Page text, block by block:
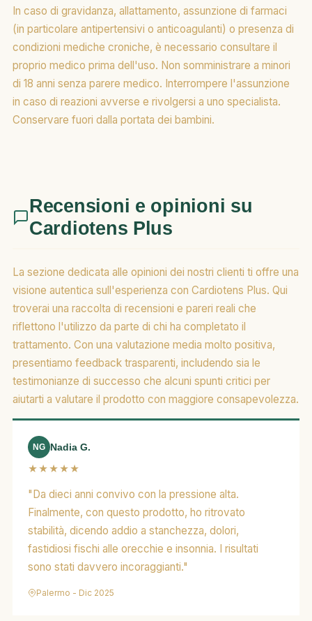
In caso di gravidanza, allattamento, assunzione di farmaci
(in particolare antipertensivi o anticoagulanti) o presenza di
condizioni mediche croniche, è necessario consultare il
proprio medico prima dell'uso. Non somministrare a minori
di 18 anni senza parere medico. Interrompere l'assunzione
in caso di reazioni avverse e rivolgersi a uno specialista.
Conservare fuori dalla portata dei bambini.
Recensioni e opinioni su
Cardiotens Plus
La sezione dedicata alle opinioni dei nostri clienti ti offre una
visione autentica sull'esperienza con Cardiotens Plus. Qui
troverai una raccolta di recensioni e pareri reali che
riflettono l'utilizzo da parte di chi ha completato il
trattamento. Con una valutazione media molto positiva,
presentiamo feedback trasparenti, includendo sia le
testimonianze di successo che alcuni spunti critici per
aiutarti a valutare il prodotto con maggiore consapevolezza.
NG Nadia G.
★★★★★
"Da dieci anni convivo con la pressione alta.
Finalmente, con questo prodotto, ho ritrovato
stabilità, dicendo addio a stanchezza, dolori,
fastidiosi fischi alle orecchie e insonnia. I risultati
sono stati davvero incoraggianti."
Palermo - Dic 2025